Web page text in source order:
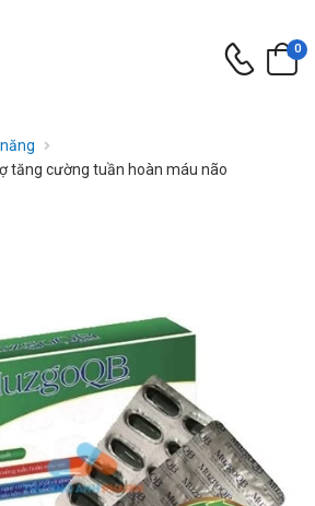
0
tăng cường tuần hoàn máu não